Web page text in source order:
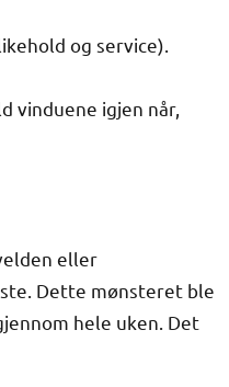
og service).
vinduene igjen når,
eller
Dette mønsteret ble
hele uken. Det